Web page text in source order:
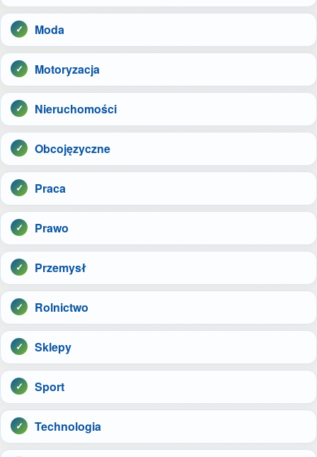
Moda
Motoryzacja
Nieruchomości
Obcojęzyczne
Praca
Prawo
Przemysł
Rolnictwo
Sklepy
Sport
Technologia